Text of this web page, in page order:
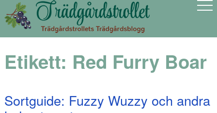
Etikett: Red Furry Boar
Sortguide: Fuzzy Wuzzy och andra